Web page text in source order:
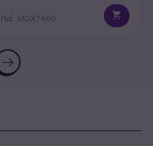
Ref: MOXT460